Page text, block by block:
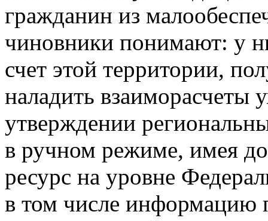
гражданин из
чиновники понимают: у
счет этой территории,
наладить взаиморасчеты
утверждении
в ручном режиме, имея
ресурс на уровне
в том числе информацию